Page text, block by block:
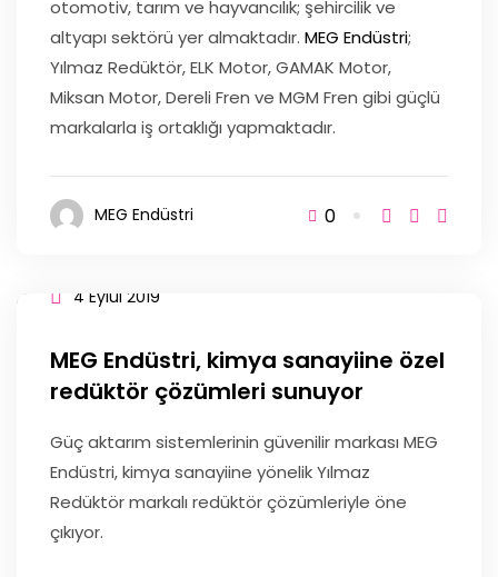
otomotiv, tarım ve hayvancılık; şehircilik ve
altyapı sektörü yer almaktadır. MEG Endüstri;
Yılmaz Redüktör, ELK Motor, GAMAK Motor,
Miksan Motor, Dereli Fren ve MGM Fren gibi güçlü
markalarla iş ortaklığı yapmaktadır.
MEG Endüstri 0
4 Eylül 2019
MEG Endüstri, kimya sanayiine özel
redüktör çözümleri sunuyor
Güç aktarım sistemlerinin güvenilir markası MEG
Endüstri, kimya sanayiine yönelik Yılmaz
Redüktör markalı redüktör çözümleriyle öne
çıkıyor.